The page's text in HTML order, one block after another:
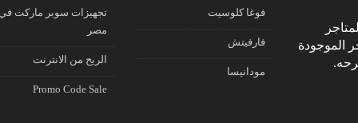
الموجودة
فوغا كلوسيت
فارفيتش
مودانيسا
تجهيزات سوبر ماركت في
مصر
الريح من الانترنت
Promo Code Sale